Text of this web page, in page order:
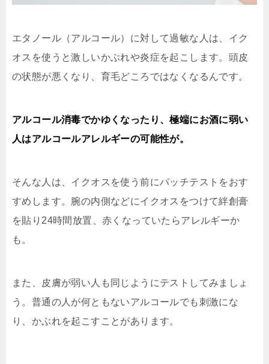
エタノール（アルコール）に対して過敏な人は、イク
オスを使うと激しいかぶれや炎症を起こします。頭皮
の状態が悪くなり、育毛どころではなくなるんです。
アルコール消毒でかゆくなったり、極端にお酒に弱い
人はアルコールアレルギーの可能性が。
そんな人は、 イクオスを使う前にパッチテスト をおす
すめします。腕の内側などにイクオスをつけて絆創膏
を貼り24時間放置、赤くなっていたらアレルギーか
も。
また、皮膚が弱い人も同じようにテストしてみましょ
う。普通の人が何ともないアルコールでも刺激にな
り、かぶれを起こすことがあります。